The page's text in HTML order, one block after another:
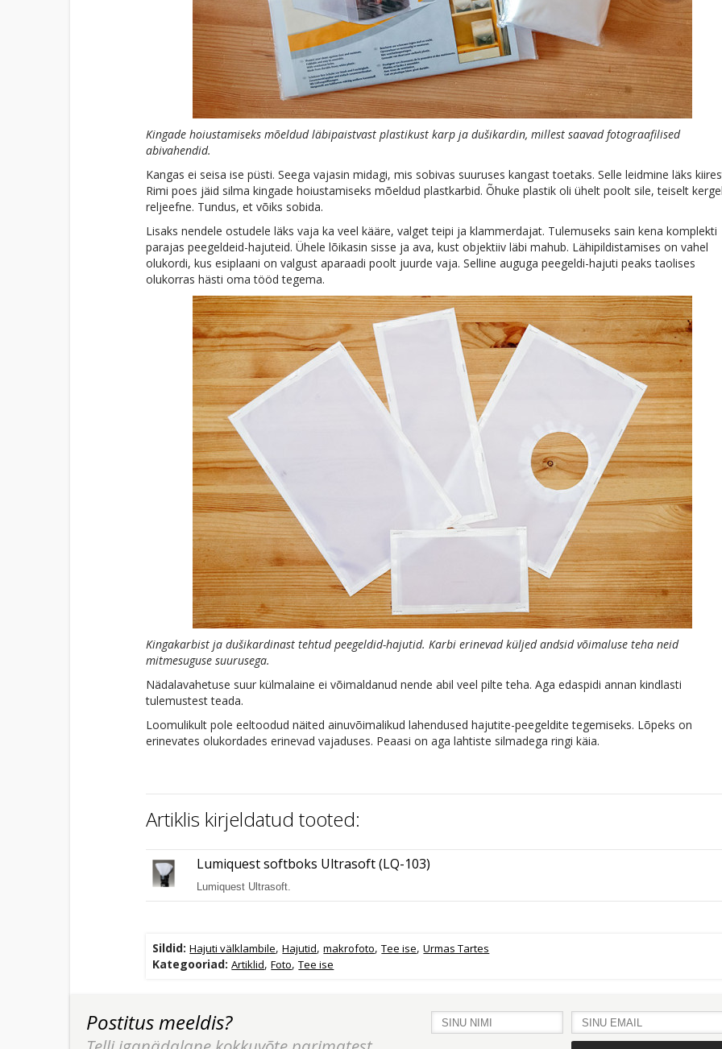
Kingade hoiustamiseks mõeldud läbipaistvast plastikust karp ja dušikardin, millest saavad fotograafilised
abivahendid.
Kangas ei seisa ise püsti. Seega vajasin midagi, mis sobivas suuruses kangast toetaks. Selle leidmine läks
Rimi poes jäid silma kingade hoiustamiseks mõeldud plastkarbid. Õhuke plastik oli ühelt poolt sile, teiselt
reljeefne. Tundus, et võiks sobida.
Lisaks nendele ostudele läks vaja ka veel kääre, valget teipi ja klammerdajat. Tulemuseks sain kena komplekti
parajas peegeldeid-hajuteid. Ühele lõikasin sisse ja ava, kust objektiiv läbi mahub. Lähipildistamises on vahel
olukordi, kus esiplaani on valgust aparaadi poolt juurde vaja. Selline auguga peegeldi-hajuti peaks taolises
olukorras hästi oma tööd tegema.
Kingakarbist ja dušikardinast tehtud peegeldid-hajutid. Karbi erinevad küljed andsid võimaluse teha neid
mitmesuguse suurusega.
Nädalavahetuse suur külmalaine ei võimaldanud nende abil veel pilte teha. Aga edaspidi annan kindlasti
tulemustest teada.
Loomulikult pole eeltoodud näited ainuvõimalikud lahendused hajutite-peegeldite tegemiseks. Lõpeks on
erinevates olukordades erinevad vajaduses. Peaasi on aga lahtiste silmadega ringi käia.
Artiklis kirjeldatud tooted:
Lumiquest softboks Ultrasoft (LQ-103)
Lumiquest Ultrasoft.
Sildid: Hajuti välklambile,Hajutid,makrofoto,Tee ise,Urmas Tartes
Kategooriad: Artiklid,Foto,Tee ise
Postitus meeldis?